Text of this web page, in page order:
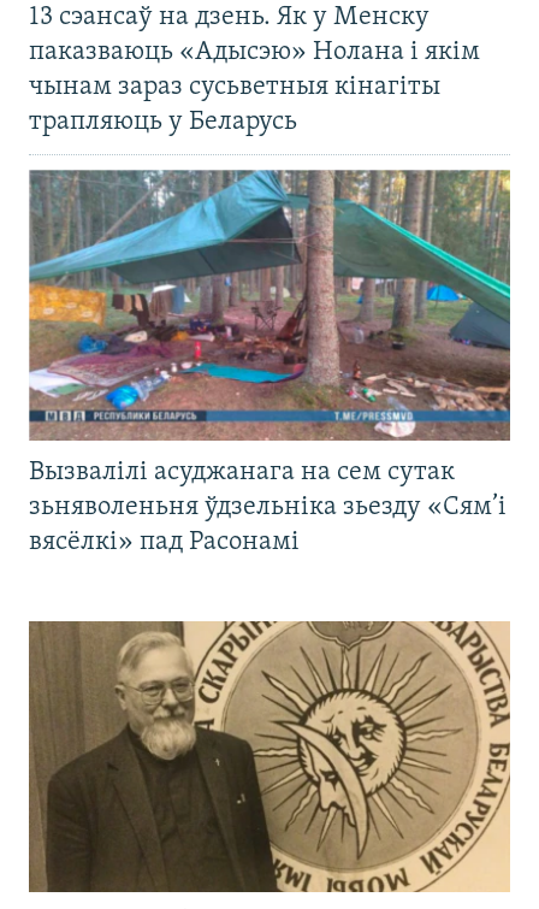
13 сэансаў на дзень. Як у Менску
паказваюць «Адысэю» Нолана і якім
чынам зараз сусьветныя кінагіты
трапляюць у Беларусь
Вызвалілі асуджанага на сем сутак
зьняволеньня ўдзельніка зьезду «Сям’і
вясёлкі» пад Расонамі